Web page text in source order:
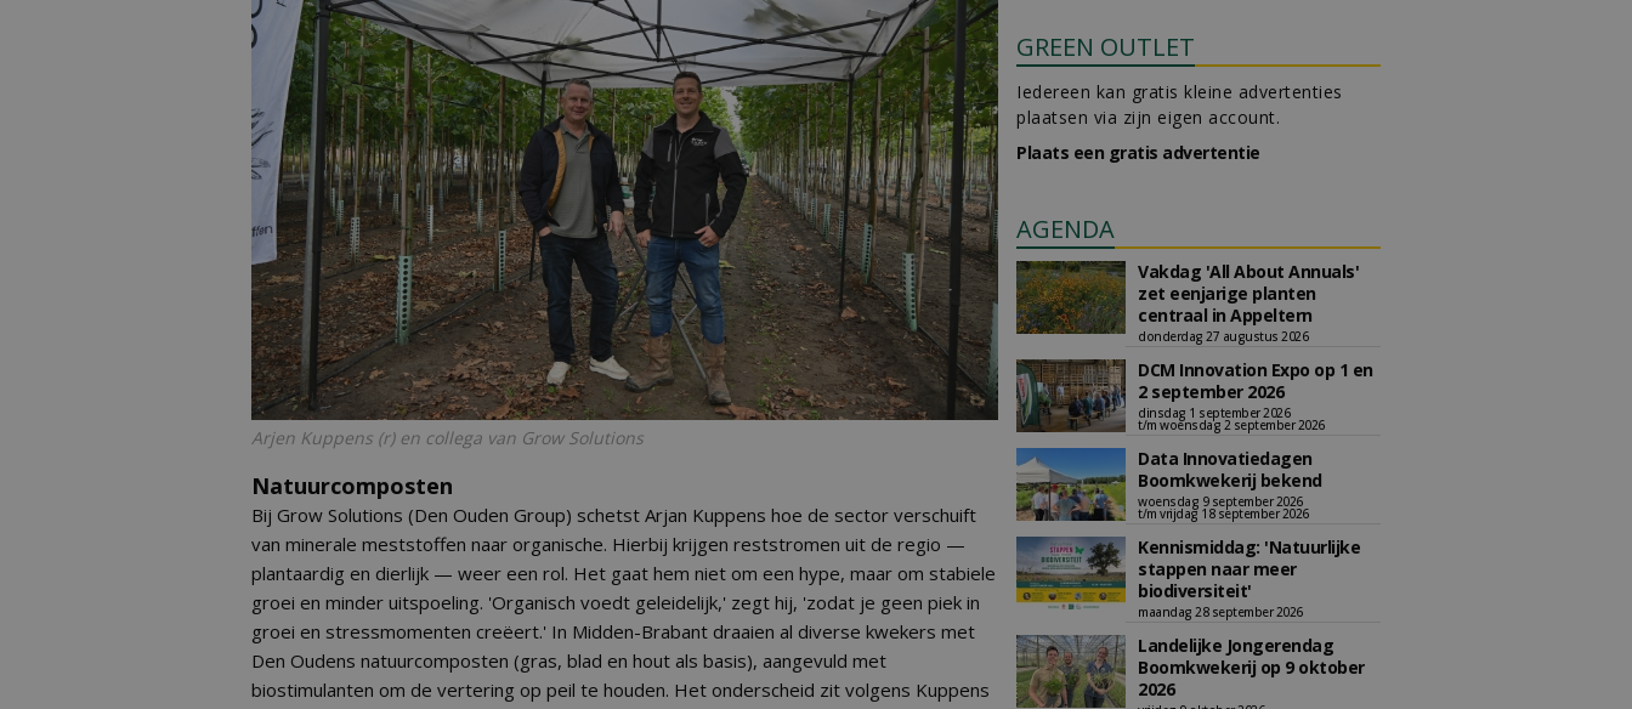
Arjen Kuppens (r) en collega van Grow Solutions
Natuurcomposten
Bij Grow Solutions (Den Ouden Group) schetst Arjan Kuppens hoe de sector verschuift
van minerale meststoffen naar organische. Hierbij krijgen reststromen uit de regio —
plantaardig en dierlijk — weer een rol. Het gaat hem niet om een hype, maar om stabiele
groei en minder uitspoeling. 'Organisch voedt geleidelijk,' zegt hij, 'zodat je geen piek in
groei en stressmomenten creëert.' In Midden-Brabant draaien al diverse kwekers met
Den Oudens natuurcomposten (gras, blad en hout als basis), aangevuld met
biostimulanten om de vertering op peil te houden. Het onderscheid zit volgens Kuppens
GREEN OUTLET
Iedereen kan gratis kleine advertenties
plaatsen via zijn eigen account.
Plaats een gratis advertentie
AGENDA
Vakdag 'All About Annuals'
zet eenjarige planten
centraal in Appeltern
donderdag 27 augustus 2026
DCM Innovation Expo op 1 en
2 september 2026
dinsdag 1 september 2026
t/m woensdag 2 september 2026
Data Innovatiedagen
Boomkwekerij bekend
woensdag 9 september 2026
t/m vrijdag 18 september 2026
Kennismiddag: 'Natuurlijke
stappen naar meer
biodiversiteit'
maandag 28 september 2026
Landelijke Jongerendag
Boomkwekerij op 9 oktober
2026